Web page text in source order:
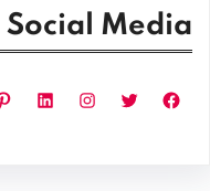
Social Media
فيسبوك تويتر إنستجرام لينكد إن